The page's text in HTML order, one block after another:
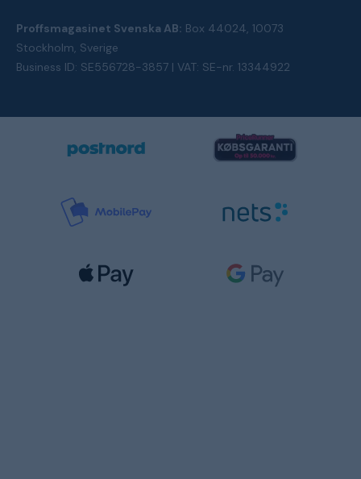
Proffsmagasinet Svenska AB: Box 44024, 10073
Stockholm, Sverige
Business ID: SE556728-3857 | VAT: SE-nr. 13344922